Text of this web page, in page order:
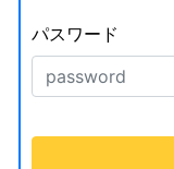
パスワード